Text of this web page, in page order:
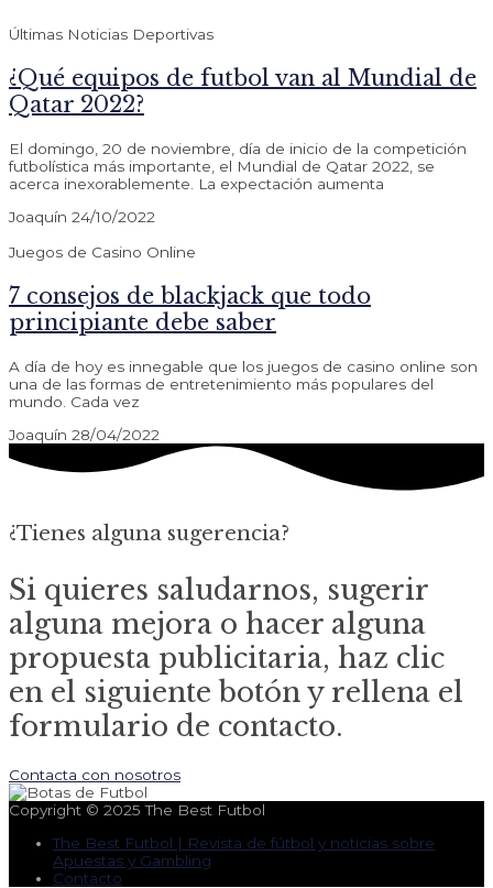
Últimas Noticias Deportivas
¿Qué equipos de futbol van al Mundial de
Qatar 2022?
El domingo, 20 de noviembre, día de inicio de la competición
futbolística más importante, el Mundial de Qatar 2022, se
acerca inexorablemente. La expectación aumenta
Joaquín 24/10/2022
Juegos de Casino Online
7 consejos de blackjack que todo
principiante debe saber
A día de hoy es innegable que los juegos de casino online son
una de las formas de entretenimiento más populares del
mundo. Cada vez
Joaquín 28/04/2022
¿Tienes alguna sugerencia?
Si quieres saludarnos, sugerir
alguna mejora o hacer alguna
propuesta publicitaria, haz clic
en el siguiente botón y rellena el
formulario de contacto.
Contacta con nosotros
Copyright © 2025The Best Futbol
The Best Futbol | Revista de fútbol y noticias sobre
Apuestas y Gambling
Contacto